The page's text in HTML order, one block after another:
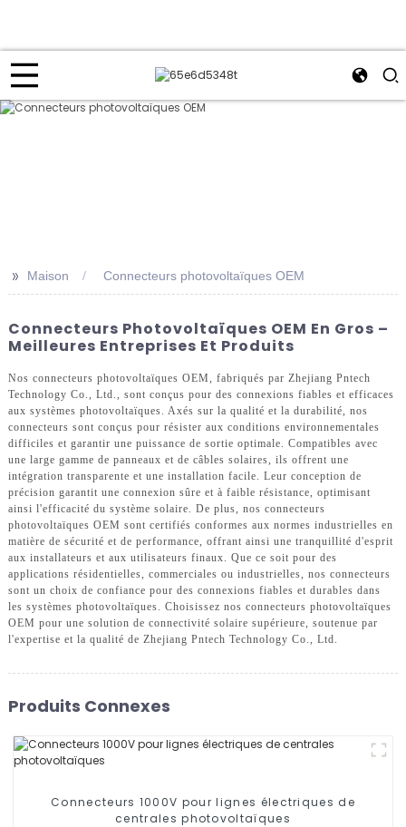
>> Maison Connecteurs photovoltaïques OEM
Connecteurs Photovoltaïques OEM En Gros –
Meilleures Entreprises Et Produits
Nos connecteurs photovoltaïques OEM, fabriqués par Zhejiang Pntech
Technology Co., Ltd., sont conçus pour des connexions fiables et efficaces
aux systèmes photovoltaïques. Axés sur la qualité et la durabilité, nos
connecteurs sont conçus pour résister aux conditions environnementales
difficiles et garantir une puissance de sortie optimale. Compatibles avec
une large gamme de panneaux et de câbles solaires, ils offrent une
intégration transparente et une installation facile. Leur conception de
précision garantit une connexion sûre et à faible résistance, optimisant
ainsi l'efficacité du système solaire. De plus, nos connecteurs
photovoltaïques OEM sont certifiés conformes aux normes industrielles en
matière de sécurité et de performance, offrant ainsi une tranquillité d'esprit
aux installateurs et aux utilisateurs finaux. Que ce soit pour des
applications résidentielles, commerciales ou industrielles, nos connecteurs
sont un choix de confiance pour des connexions fiables et durables dans
les systèmes photovoltaïques. Choisissez nos connecteurs photovoltaïques
OEM pour une solution de connectivité solaire supérieure, soutenue par
l'expertise et la qualité de Zhejiang Pntech Technology Co., Ltd.
Produits Connexes
Connecteurs 1000V pour lignes électriques de
centrales photovoltaïques